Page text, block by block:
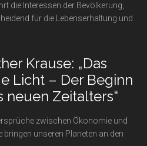
die Interessen der Bevölkerung,
für die Lebenserhaltung und
Krause: „Das
Licht – Der Beginn
neuen Zeitalters“
zwischen Ökonomie und
bringen unseren Planeten an den